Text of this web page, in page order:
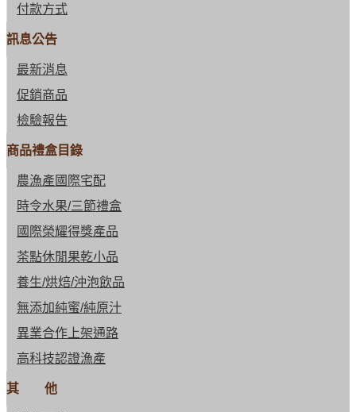
付款方式
訊息公告
最新消息
促銷商品
檢驗報告
商品禮盒目錄
農漁產國際宅配
時令水果/三節禮盒
國際榮耀得獎產品
茶點休閒果乾小品
養生/烘焙/沖泡飲品
無添加純蜜/純原汁
異業合作上架通路
高科技認證漁產
其 他